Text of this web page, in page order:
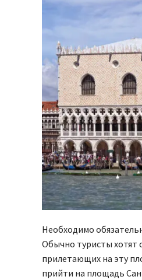
Необходимо
Обычно туристы хотят
прилетающих на эту
прийти на площадь